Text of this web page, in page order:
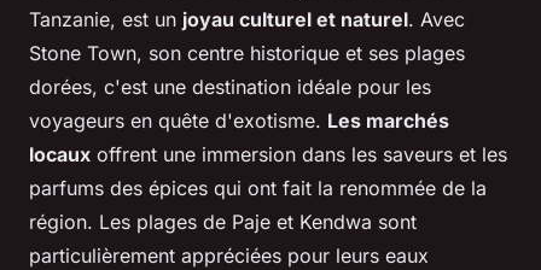
Tanzanie, est un joyau culturel et naturel. Avec
Stone Town, son centre historique et ses plages
dorées, c'est une destination idéale pour les
voyageurs en quête d'exotisme. Les marchés
locaux offrent une immersion dans les saveurs et les
parfums des épices qui ont fait la renommée de la
région. Les plages de Paje et Kendwa sont
particulièrement appréciées pour leurs eaux